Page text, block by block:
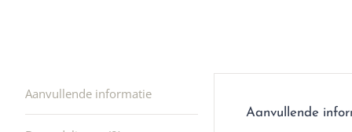
Aanvullende informatie
Aanvullende